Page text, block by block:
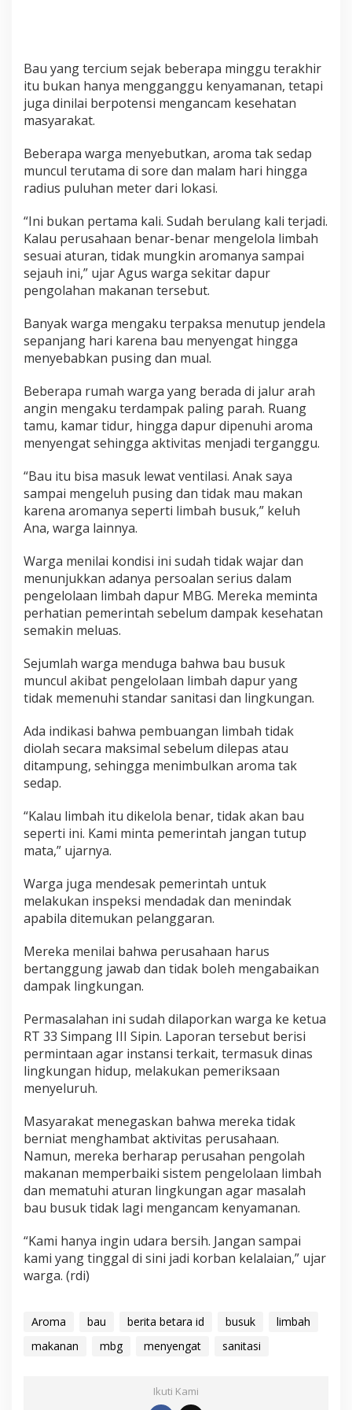
Bau yang tercium sejak beberapa minggu terakhir
itu bukan hanya mengganggu kenyamanan, tetapi
juga dinilai berpotensi mengancam kesehatan
masyarakat.
Beberapa warga menyebutkan, aroma tak sedap
muncul terutama di sore dan malam hari hingga
radius puluhan meter dari lokasi.
“Ini bukan pertama kali. Sudah berulang kali terjadi.
Kalau perusahaan benar-benar mengelola limbah
sesuai aturan, tidak mungkin aromanya sampai
sejauh ini,” ujar Agus warga sekitar dapur
pengolahan makanan tersebut.
Banyak warga mengaku terpaksa menutup jendela
sepanjang hari karena bau menyengat hingga
menyebabkan pusing dan mual.
Beberapa rumah warga yang berada di jalur arah
angin mengaku terdampak paling parah. Ruang
tamu, kamar tidur, hingga dapur dipenuhi aroma
menyengat sehingga aktivitas menjadi terganggu.
“Bau itu bisa masuk lewat ventilasi. Anak saya
sampai mengeluh pusing dan tidak mau makan
karena aromanya seperti limbah busuk,” keluh
Ana, warga lainnya.
Warga menilai kondisi ini sudah tidak wajar dan
menunjukkan adanya persoalan serius dalam
pengelolaan limbah dapur MBG. Mereka meminta
perhatian pemerintah sebelum dampak kesehatan
semakin meluas.
Sejumlah warga menduga bahwa bau busuk
muncul akibat pengelolaan limbah dapur yang
tidak memenuhi standar sanitasi dan lingkungan.
Ada indikasi bahwa pembuangan limbah tidak
diolah secara maksimal sebelum dilepas atau
ditampung, sehingga menimbulkan aroma tak
sedap.
“Kalau limbah itu dikelola benar, tidak akan bau
seperti ini. Kami minta pemerintah jangan tutup
mata,” ujarnya.
Warga juga mendesak pemerintah untuk
melakukan inspeksi mendadak dan menindak
apabila ditemukan pelanggaran.
Mereka menilai bahwa perusahaan harus
bertanggung jawab dan tidak boleh mengabaikan
dampak lingkungan.
Permasalahan ini sudah dilaporkan warga ke ketua
RT 33 Simpang III Sipin. Laporan tersebut berisi
permintaan agar instansi terkait, termasuk dinas
lingkungan hidup, melakukan pemeriksaan
menyeluruh.
Masyarakat menegaskan bahwa mereka tidak
berniat menghambat aktivitas perusahaan.
Namun, mereka berharap perusahan pengolah
makanan memperbaiki sistem pengelolaan limbah
dan mematuhi aturan lingkungan agar masalah
bau busuk tidak lagi mengancam kenyamanan.
“Kami hanya ingin udara bersih. Jangan sampai
kami yang tinggal di sini jadi korban kelalaian,” ujar
warga. (rdi)
Aroma bau berita betara id busuk
limbah
makanan
mbg menyengat sanitasi
Ikuti Kami